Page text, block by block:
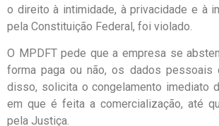
o direito à intimidade, à privacidade e à
pela Constituição Federal, foi violado.
O MPDFT pede que a empresa se
forma paga ou não, os dados pessoais
disso, solicita o congelamento imediato
em que é feita a comercialização, até
pela Justiça.